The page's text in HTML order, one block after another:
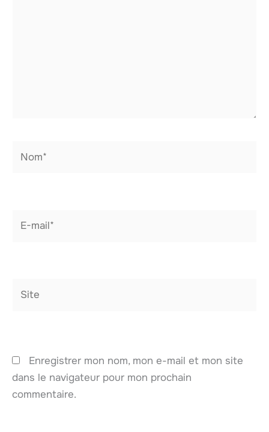
Enregistrer mon nom, mon e-mail et mon site
dans le navigateur pour mon prochain
commentaire.